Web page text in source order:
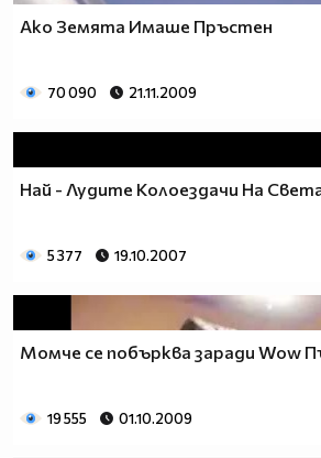
Ако Земята Имаше Пръстен
70 090 21.11.2009
Най - Лудите Колоездачи На
5 377 19.10.2007
Момче се побърква заради Wow
19 555 01.10.2009